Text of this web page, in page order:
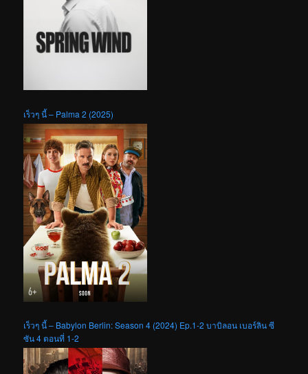
เร็วๆ นี้ – Palma 2 (2025)
เร็วๆ นี้ – Babylon Berlin: Season 4 (2024) Ep.1-2 บาบิลอน เบอร์ลิน ซี
ซัน 4 ตอนที่ 1-2